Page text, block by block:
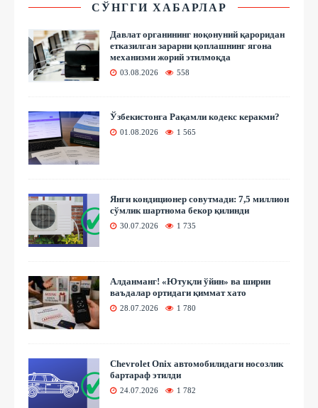
СЎНГГИ ХАБАРЛАР
Давлат органининг ноқонуний қароридан
етказилган зарарни қоплашнинг ягона
механизми жорий этилмоқда
03.08.2026 558
Ўзбекистонга Рақамли кодекс керакми?
01.08.2026 1 565
Янги кондиционер совутмади: 7,5 миллион
сўмлик шартнома бекор қилинди
30.07.2026 1 735
Алданманг! «Ютуқли ўйин» ва ширин
ваъдалар ортидаги қиммат хато
28.07.2026 1 780
Chevrolet Onix автомобилидаги носозлик
бартараф этилди
24.07.2026 1 782